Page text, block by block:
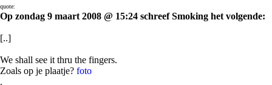
quote:
Op zondag 9 maart 2008 @ 15:24 schreef Smoking het volgende:
[..]
We shall see it thru the fingers.
Zoals op je plaatje? foto
.